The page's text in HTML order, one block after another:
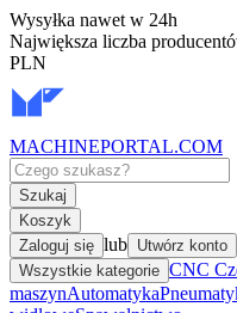
Wysyłka nawet w 24h
Największa liczba
PLN
MACHINEPORTAL.COM
Szukaj
Koszyk
Zaloguj się lub Utwórz konto
Wszystkie kategorie CNC
maszynAutomatyka